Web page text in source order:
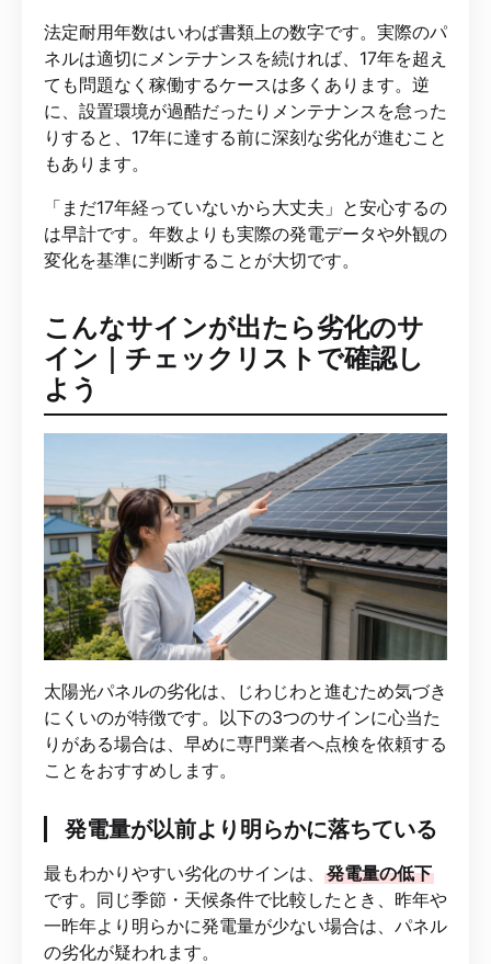
法定耐用年数はいわば書類上の数字です。実際のパ
ネルは適切にメンテナンスを続ければ、17年を超え
ても問題なく稼働するケースは多くあります。逆
に、設置環境が過酷だったりメンテナンスを怠った
りすると、17年に達する前に深刻な劣化が進むこと
もあります。
「まだ17年経っていないから大丈夫」と安心するの
は早計です。年数よりも実際の発電データや外観の
変化を基準に判断することが大切です。
こんなサインが出たら劣化のサ
イン｜チェックリストで確認し
よう
太陽光パネルの劣化は、じわじわと進むため気づき
にくいのが特徴です。以下の3つのサインに心当た
りがある場合は、早めに専門業者へ点検を依頼する
ことをおすすめします。
発電量が以前より明らかに落ちている
最もわかりやすい劣化のサインは、 発電量の低下
です。同じ季節・天候条件で比較したとき、昨年や
一昨年より明らかに発電量が少ない場合は、パネル
の劣化が疑われます。